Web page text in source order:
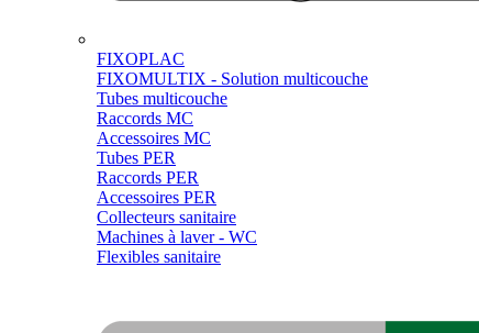
FIXOPLAC
FIXOMULTIX - Solution multicouche
Tubes multicouche
Raccords MC
Accessoires MC
Tubes PER
Raccords PER
Accessoires PER
Collecteurs sanitaire
Machines à laver - WC
Flexibles sanitaire